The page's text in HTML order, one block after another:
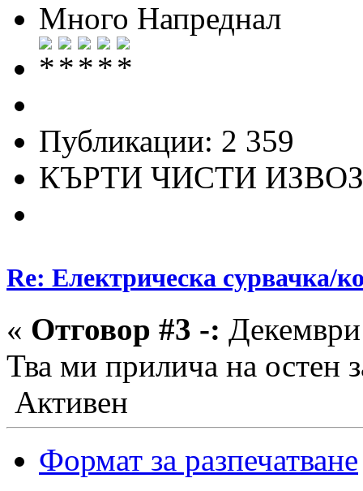
Много Напреднал
Публикации: 2 359
КЪРТИ ЧИСТИ
Re: Електрическа сурвачка/
« Отговор #3 -:
Тва ми прилича на
Активен
Формат за разпечатване